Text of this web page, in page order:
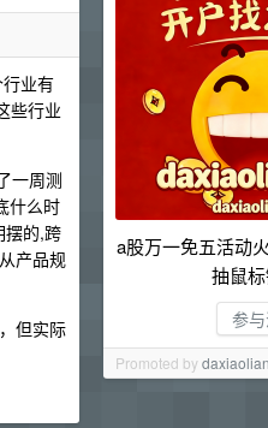
a股万一免五活动
抽鼠标
参
Promoted bydaxiaolian
业有
些行业
一周测
什么时
摆的,跨
产品规
但实际